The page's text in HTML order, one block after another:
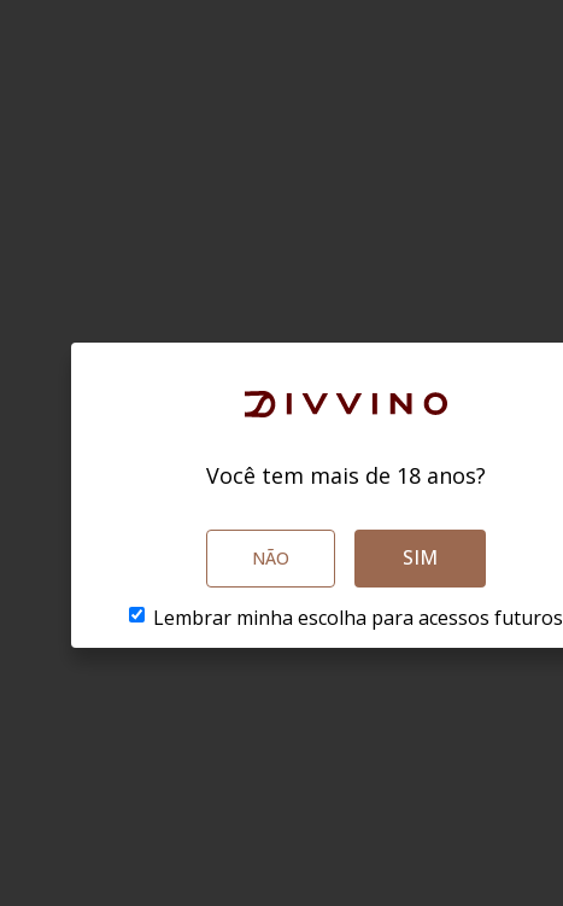
Você tem mais de 18 anos?
NÃO SIM
Lembrar minha escolha para acessos futuros